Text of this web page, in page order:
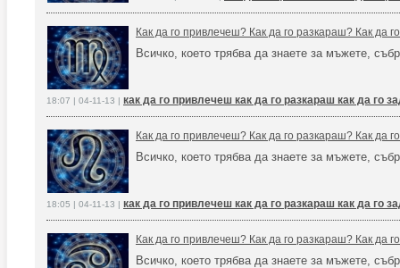
Как да го привлечеш? Как да го разкараш? Как да
Всичко, което трябва да знаете за мъжете,
18:07 | 04-11-13 | как да го привлечеш как да го разкараш как да го
Как да го привлечеш? Как да го разкараш? Как да
Всичко, което трябва да знаете за мъжете,
18:05 | 04-11-13 | как да го привлечеш как да го разкараш как да го
Как да го привлечеш? Как да го разкараш? Как да
Всичко, което трябва да знаете за мъжете,